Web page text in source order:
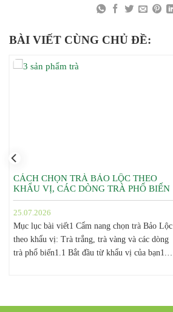
BÀI VIẾT CÙNG CHỦ ĐỀ:
CÁCH CHỌN TRÀ BẢO LỘC THEO
KHẨU VỊ, CÁC DÒNG TRÀ PHỔ BIẾN
25.07.2026
Mục lục bài viết1 Cẩm nang chọn trà Bảo Lộc
theo khẩu vị: Trà trắng, trà vàng và các dòng
trà phổ biến1.1 Bắt đầu từ khẩu vị của bạn1.2